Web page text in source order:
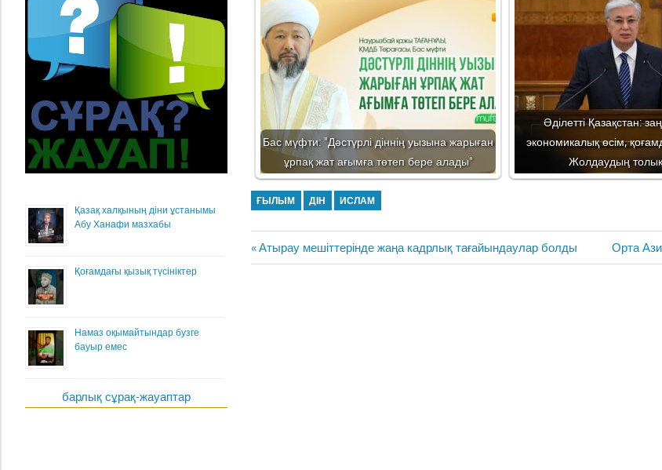
Бас мүфти: "Дәстүрлі діннің уызына жарыған
ұрпақ жат ағымға төтеп бере алады"
Әділетті Қазақстан:
экономикалық өсім,
Жолдаудың толық
ҒЫЛЫМ ДІН ИСЛАМ
Жазба
навигациясы
Previous
Post:
Атырау мешіттерінде жаңа кадрлық тағайындаулар болды
Next
Post:
Орта
Қазақ халқының діни ұстанымы
Абу Ханафи мазхабы
Қоғамдағы қызық түсініктер
Намаз оқымайтындар бузге
бауыр емес
барлық сұрақ-жауаптар